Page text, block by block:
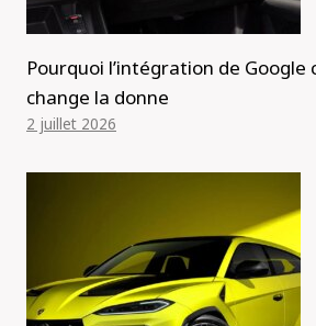
Pourquoi l’intégration de Google
change la donne
2 juillet 2026